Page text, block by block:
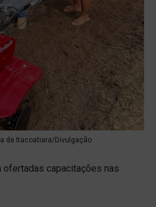
de Itacoatiara/Divulgação
ofertadas capacitações nas